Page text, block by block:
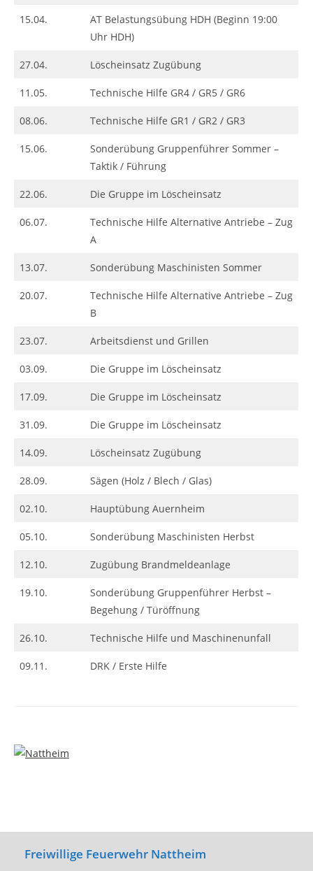
15.04.
AT Belastungsübung HDH (Beginn 19:00
Uhr HDH)
27.04. Löscheinsatz Zugübung
11.05. Technische Hilfe GR4 / GR5 / GR6
08.06. Technische Hilfe GR1 / GR2 / GR3
15.06.
Sonderübung Gruppenführer Sommer –
Taktik / Führung
22.06. Die Gruppe im Löscheinsatz
06.07.
Technische Hilfe Alternative Antriebe – Zug
A
13.07. Sonderübung Maschinisten Sommer
20.07.
Technische Hilfe Alternative Antriebe – Zug
B
23.07. Arbeitsdienst und Grillen
03.09. Die Gruppe im Löscheinsatz
17.09. Die Gruppe im Löscheinsatz
31.09. Die Gruppe im Löscheinsatz
14.09. Löscheinsatz Zugübung
28.09. Sägen (Holz / Blech / Glas)
02.10. Hauptübung Auernheim
05.10. Sonderübung Maschinisten Herbst
12.10. Zugübung Brandmeldeanlage
19.10.
Sonderübung Gruppenführer Herbst –
Begehung / Türöffnung
26.10. Technische Hilfe und Maschinenunfall
09.11. DRK / Erste Hilfe
Freiwillige Feuerwehr Nattheim